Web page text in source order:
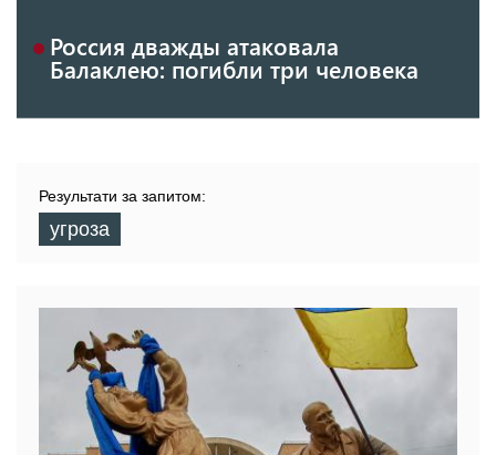
Россия дважды атаковала
Балаклею: погибли три человека
Результати за запитом:
угроза